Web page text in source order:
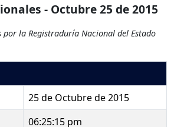
- Octubre 25 de 2015
la Registraduría Nacional del Estado
25 de Octubre de 2015
06:25:15 pm